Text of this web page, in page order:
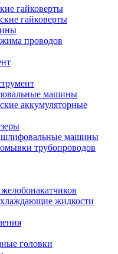
гайковерты
гайковерты
проводов
машины
аккумуляторные
машины
трубопроводов
жидкости
головки